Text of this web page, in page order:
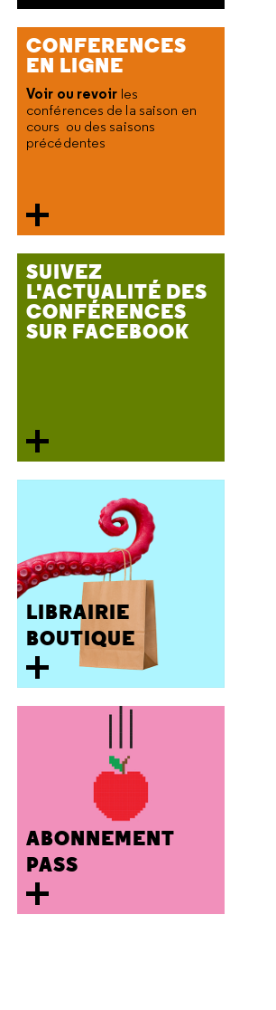
CONFERENCES
EN LIGNE
Voir ou revoir les
conférences de la saison en
cours ou des saisons
précédentes
SUIVEZ
L'ACTUALITÉ DES
CONFÉRENCES
SUR FACEBOOK
LIBRAIRIE
BOUTIQUE
ABONNEMENT
PASS